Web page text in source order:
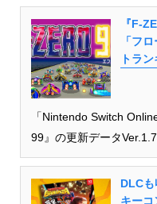
『F-
「フ
トラ
「Nintendo Switch
99』の更新データ
DLC
キーコ